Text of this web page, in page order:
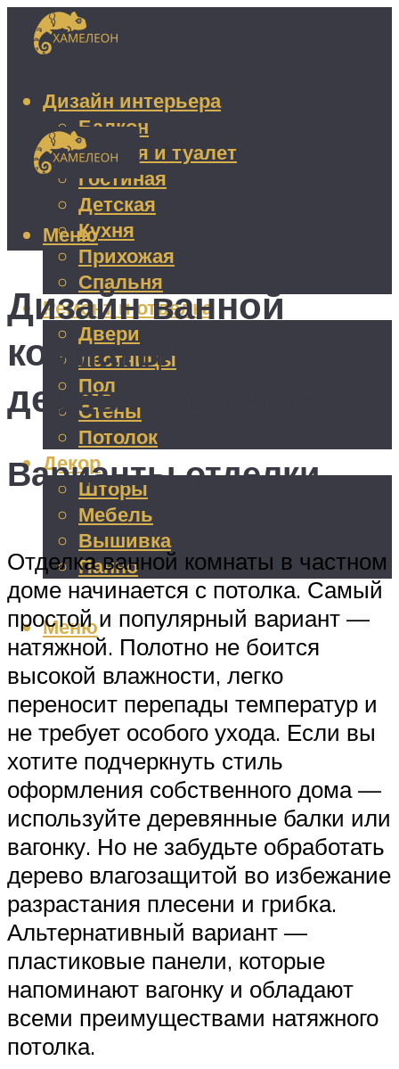
Дизайн интерьера
Балкон
Ванная и туалет
Гостиная
Детская
Кухня
Прихожая
Спальня
Ремонт и отделка
Двери
Лестницы
Пол
Стены
Потолок
Декор
Шторы
Мебель
Вышивка
Панно
Меню
Меню
Дизайн ванной
комнаты в
деревянном доме
Варианты отделки
Отделка ванной комнаты в частном
доме начинается с потолка. Самый
простой и популярный вариант —
натяжной. Полотно не боится
высокой влажности, легко
переносит перепады температур и
не требует особого ухода. Если вы
хотите подчеркнуть стиль
оформления собственного дома —
используйте деревянные балки или
вагонку. Но не забудьте обработать
дерево влагозащитой во избежание
разрастания плесени и грибка.
Альтернативный вариант —
пластиковые панели, которые
напоминают вагонку и обладают
всеми преимуществами натяжного
потолка.